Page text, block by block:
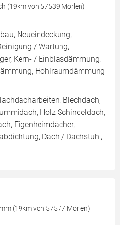
(19km von 57539 Mörlen)
Neueindeckung,
/ Wartung,
Kern- / Einblasdämmung,
Hohlraumdämmung
Blechdach,
Holz Schindeldach,
Eigenheimdächer,
Dach / Dachstuhl,
(19km von 57577 Mörlen)